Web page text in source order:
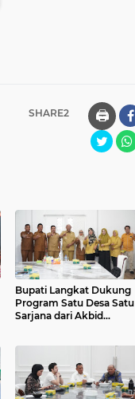
SHARE2 🖨️
Bupati Langkat Dukung
Program Satu Desa Satu
Sarjana dari Akbid